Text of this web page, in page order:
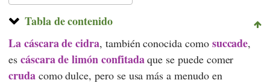
Tabla de contenido
La cáscara de cidra, también conocida como succade,
es cáscara de limónconfitadaque se puede comer
crudacomo dulce, pero se usa más a menudo en